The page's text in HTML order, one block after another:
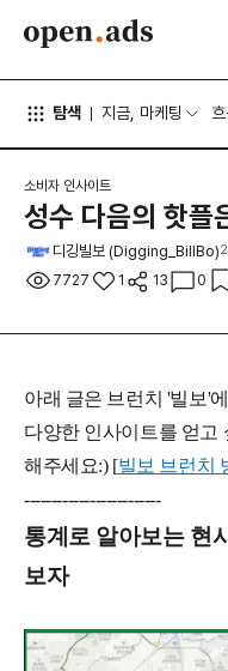
탐색 지금, 마케팅
소비자 인사이트
성수 다음의 핫플
디깅빌보 (Digging_BillBo)
7727 1 13 0
아래 글은 브런치 '빌보'
다양한 인사이트를 얻고
해주세요:) [빌보 브런치
-------------------------
통계로 알아보는 현
보자